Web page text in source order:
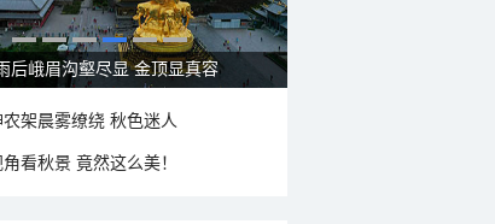
后峨眉沟壑尽显 金顶显真容
架晨雾缭绕 秋色迷人
看秋景 竟然这么美！